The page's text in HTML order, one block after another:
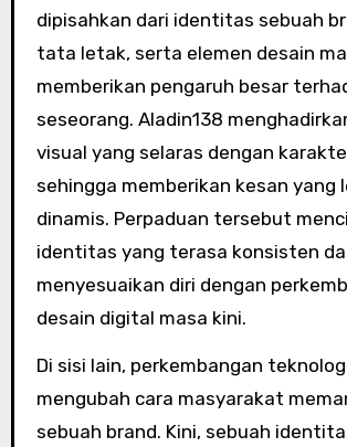
dipisahkan dari identitas sebuah
tata letak, serta elemen desain
memberikan pengaruh besar
seseorang. Aladin138
visual yang selaras dengan
sehingga memberikan kesan yang
dinamis. Perpaduan tersebut
identitas yang terasa konsisten
menyesuaikan diri dengan
desain digital masa kini.
Di sisi lain, perkembangan
mengubah cara masyarakat
sebuah brand. Kini, sebuah